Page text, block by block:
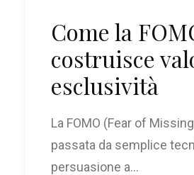
Come la
costruisce
esclusività
La FOMO (Fear of
passata da semplice
persuasione a…